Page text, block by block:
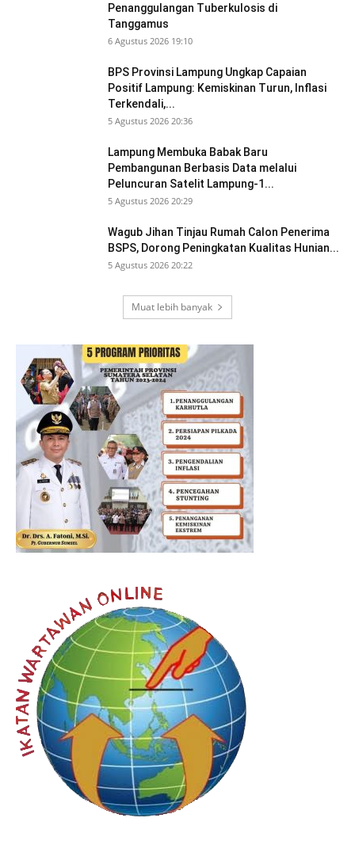
Penanggulangan Tuberkulosis di
Tanggamus
6 Agustus 2026 19:10
BPS Provinsi Lampung Ungkap Capaian
Positif Lampung: Kemiskinan Turun, Inflasi
Terkendali,...
5 Agustus 2026 20:36
Lampung Membuka Babak Baru
Pembangunan Berbasis Data melalui
Peluncuran Satelit Lampung-1...
5 Agustus 2026 20:29
Wagub Jihan Tinjau Rumah Calon Penerima
BSPS, Dorong Peningkatan Kualitas Hunian...
5 Agustus 2026 20:22
Muat lebih banyak